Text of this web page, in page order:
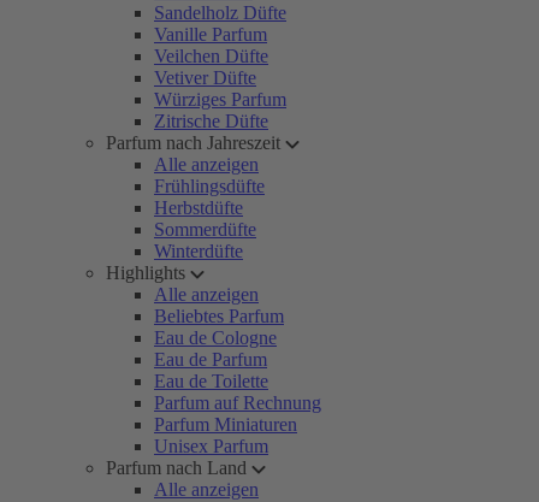
Sandelholz Düfte
Vanille Parfum
Veilchen Düfte
Vetiver Düfte
Würziges Parfum
Zitrische Düfte
Parfum nach Jahreszeit
Alle anzeigen
Frühlingsdüfte
Herbstdüfte
Sommerdüfte
Winterdüfte
Highlights
Alle anzeigen
Beliebtes Parfum
Eau de Cologne
Eau de Parfum
Eau de Toilette
Parfum auf Rechnung
Parfum Miniaturen
Unisex Parfum
Parfum nach Land
Alle anzeigen